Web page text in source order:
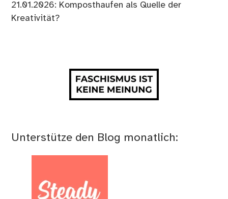
21.01.2026: Komposthaufen als Quelle der
Kreativität?
Unterstütze den Blog monatlich: